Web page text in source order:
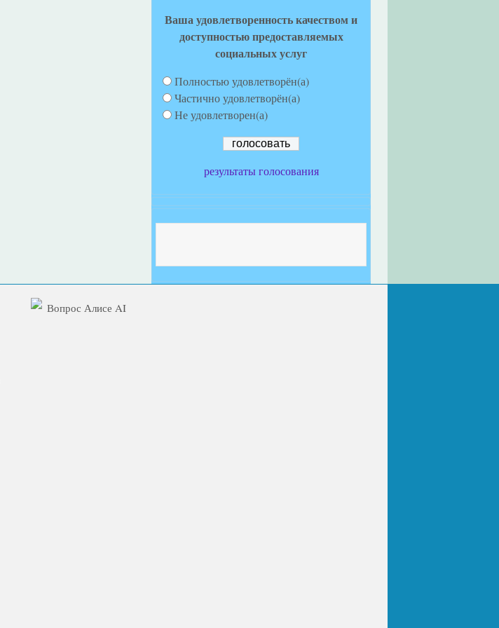
Ваша удовлетворенность качеством и
доступностью предоставляемых
социальных услуг
Полностью удовлетворён(а)
Частично удовлетворён(а)
Не удовлетворен(а)
результаты голосования
Вопрос Алисе AI